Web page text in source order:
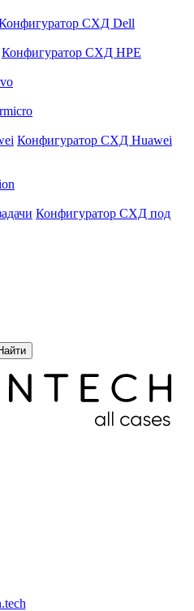
СХД Dell
Конфигуратор СХД HPE
Конфигуратор СХД Huawei
Конфигуратор СХД под